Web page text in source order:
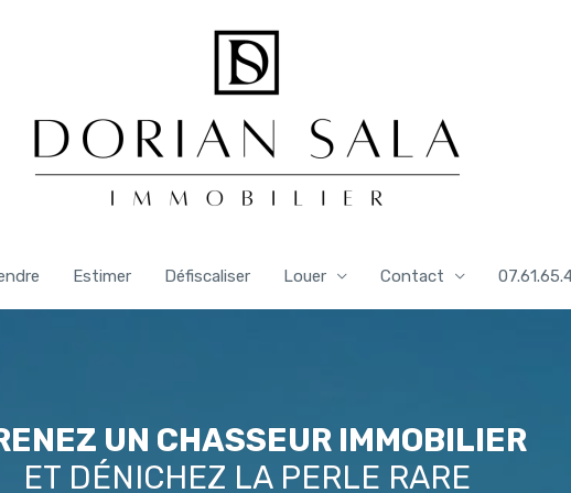
Estimer Défiscaliser Louer Contact
UN CHASSEUR IMMOBILIER
ET DÉNICHEZ LA PERLE RARE